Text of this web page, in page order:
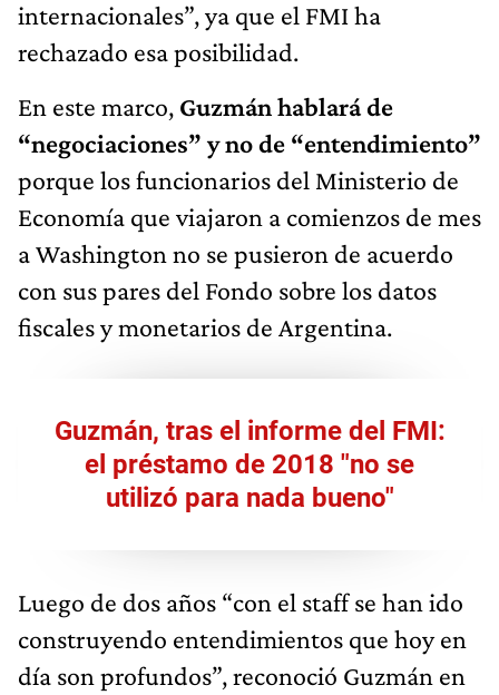
internacionales”, ya que el FMI ha
rechazado esa posibilidad.
En este marco, Guzmán hablará de
“negociaciones” y no de “entendimiento”
porque los funcionarios del Ministerio de
Economía que viajaron a comienzos de mes
a Washington no se pusieron de acuerdo
con sus pares del Fondo sobre los datos
fiscales y monetarios de Argentina.
Guzmán, tras el informe del FMI:
el préstamo de 2018 "no se
utilizó para nada bueno"
Luego de dos años “con el staff se han ido
construyendo entendimientos que hoy en
día son profundos”, reconoció Guzmán en